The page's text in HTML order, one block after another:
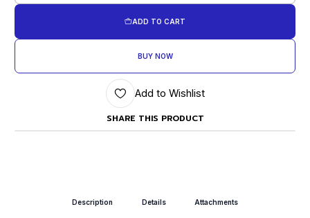
ADD TO CART
BUY NOW
Add to Wishlist
SHARE THIS PRODUCT
Description Details Attachments